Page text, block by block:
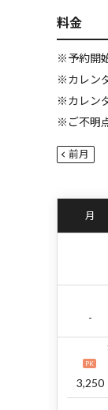
料金
※予約開
※カレン
※カレン
※ご不明
前月
月
-
PK
3,250